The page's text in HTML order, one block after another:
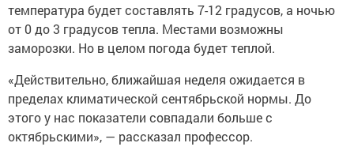
температура будет составлять 7-12 градусов, а ночью
от 0 до 3 градусов тепла. Местами возможны
заморозки. Но в целом погода будет теплой.
«Действительно, ближайшая неделя ожидается в
пределах климатической сентябрьской нормы. До
этого у нас показатели совпадали больше с
октябрьскими», — рассказал профессор.